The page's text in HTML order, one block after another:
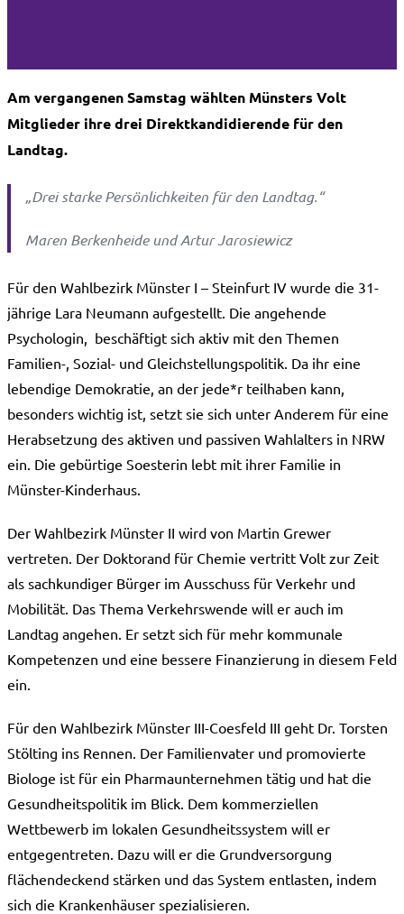
Am vergangenen Samstag wählten Münsters Volt
Mitglieder ihre drei Direktkandidierende für den
Landtag.
„Drei starke Persönlichkeiten für den Landtag.“
Maren Berkenheide und Artur Jarosiewicz
Für den Wahlbezirk Münster I – Steinfurt IV wurde die 31-
jährige Lara Neumann aufgestellt. Die angehende
Psychologin, beschäftigt sich aktiv mit den Themen
Familien-, Sozial- und Gleichstellungspolitik. Da ihr eine
lebendige Demokratie, an der jede*r teilhaben kann,
besonders wichtig ist, setzt sie sich unter Anderem für eine
Herabsetzung des aktiven und passiven Wahlalters in NRW
ein. Die gebürtige Soesterin lebt mit ihrer Familie in
Münster-Kinderhaus.
Der Wahlbezirk Münster II wird von Martin Grewer
vertreten. Der Doktorand für Chemie vertritt Volt zur Zeit
als sachkundiger Bürger im Ausschuss für Verkehr und
Mobilität. Das Thema Verkehrswende will er auch im
Landtag angehen. Er setzt sich für mehr kommunale
Kompetenzen und eine bessere Finanzierung in diesem Feld
ein.
Für den Wahlbezirk Münster III-Coesfeld III geht Dr. Torsten
Stölting ins Rennen. Der Familienvater und promovierte
Biologe ist für ein Pharmaunternehmen tätig und hat die
Gesundheitspolitik im Blick. Dem kommerziellen
Wettbewerb im lokalen Gesundheitssystem will er
entgegentreten. Dazu will er die Grundversorgung
flächendeckend stärken und das System entlasten, indem
sich die Krankenhäuser spezialisieren.